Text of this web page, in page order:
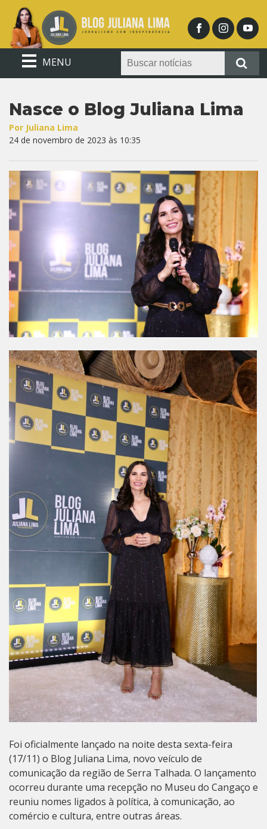
MENU
Nasce o Blog Juliana Lima
Por Juliana Lima
24 de novembro de 2023 às 10:35
Foi oficialmente lançado na noite desta sexta-feira
(17/11) o Blog Juliana Lima, novo veículo de
comunicação da região de Serra Talhada. O lançamento
ocorreu durante uma recepção no Museu do Cangaço e
reuniu nomes ligados à política, à comunicação, ao
comércio e cultura, entre outras áreas.